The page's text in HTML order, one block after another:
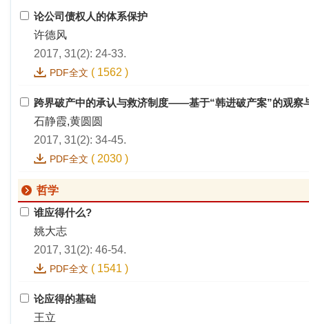
论公司债权人的体系保护
许德风
2017, 31(2): 24-33.
PDF全文 ( 1562 )
跨界破产中的承认与救济制度——基于“韩进破产案”的观察
石静霞,黄圆圆
2017, 31(2): 34-45.
PDF全文 ( 2030 )
哲学
谁应得什么?
姚大志
2017, 31(2): 46-54.
PDF全文 ( 1541 )
论应得的基础
王立